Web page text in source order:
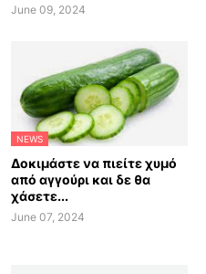
June 09, 2024
NEWS
Δοκιμάστε να πιείτε χυμό
από αγγούρι και δε θα
χάσετε...
June 07, 2024